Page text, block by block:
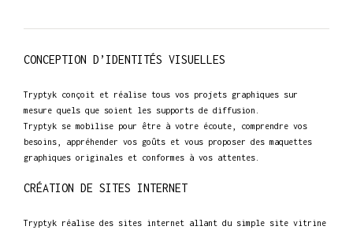
CONCEPTION D’IDENTITÉS VISUELLES
Tryptyk conçoit et réalise tous vos projets graphiques sur
mesure quels que soient les supports de diffusion.
Tryptyk se mobilise pour être à votre écoute, comprendre vos
besoins, appréhender vos goûts et vous proposer des maquettes
graphiques originales et conformes à vos attentes.
CRÉATION DE SITES INTERNET
Tryptyk réalise des sites internet allant du simple site vitrine